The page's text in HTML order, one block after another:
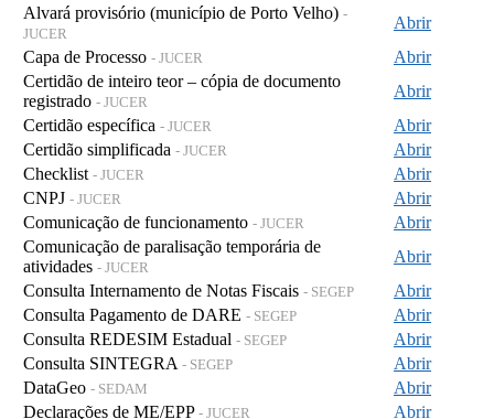
Alvará provisório (município de Porto Velho) -
JUCER
Abrir
Capa de Processo - JUCER
Abrir
Certidão de inteiro teor – cópia de documento
registrado - JUCER
Abrir
Certidão específica - JUCER
Abrir
Certidão simplificada - JUCER
Abrir
Checklist - JUCER
Abrir
CNPJ - JUCER
Abrir
Comunicação de funcionamento - JUCER
Abrir
Comunicação de paralisação temporária de
atividades - JUCER
Abrir
Consulta Internamento de Notas Fiscais - SEGEP
Abrir
Consulta Pagamento de DARE - SEGEP
Abrir
Consulta REDESIM Estadual - SEGEP
Abrir
Consulta SINTEGRA - SEGEP
Abrir
DataGeo - SEDAM
Abrir
Declarações de ME/EPP - JUCER Abrir